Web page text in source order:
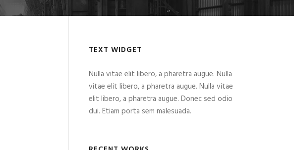
TEXT WIDGET
Nulla vitae elit libero, a pharetra augue. Nulla
vitae elit libero, a pharetra augue. Nulla vitae
elit libero, a pharetra augue. Donec sed odio
dui. Etiam porta sem malesuada.